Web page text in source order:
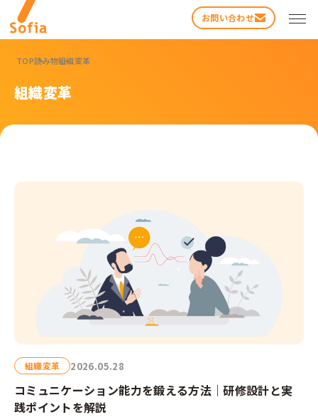
お問い合わせ
する
TOP読み物組織変革
組織変革
組織変革 2026.05.28
コミュニケーション能力を鍛える方法｜研修設計と実
践ポイントを解説